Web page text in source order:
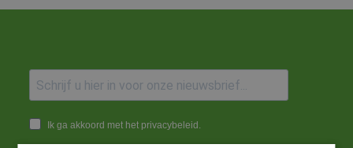
Ik ga akkoord met het privacybeleid.